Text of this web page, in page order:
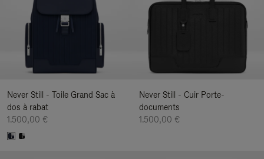
Never Still - Toile Grand Sac à
dos à rabat
1.500,00 €
Never Still - Cuir Porte-
documents
1.500,00 €